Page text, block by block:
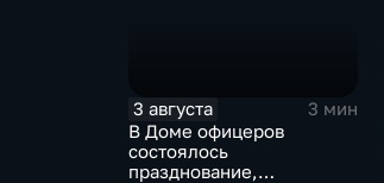
3 августа
3 мин
В Доме офицеров
состоялось
празднование,